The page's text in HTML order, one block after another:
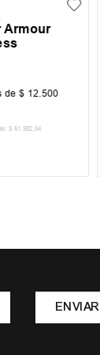
Armour
de$ 12 500
$ 61 .982 ,64
ENVIAR